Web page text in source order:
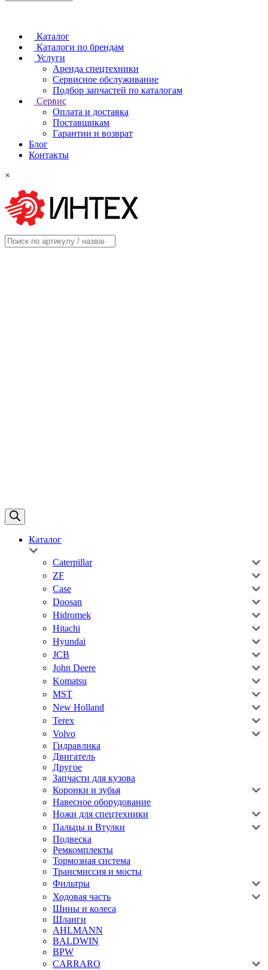
Каталог
Каталоги по брендам
Услуги
Аренда спецтехники
Сервисное обслуживание
Подбор запчастей по каталогам
Сервис
Оплата и доставка
Поставщикам
Гарантии и возврат
Блог
Контакты
×
Каталог
Caterpillar
ZF
Case
Doosan
Hidromek
Hitachi
Hyundai
JCB
John Deere
Komatsu
MST
New Holland
Terex
Volvo
Гидравлика
Двигатель
Другое
Запчасти для кузова
Коронки и зубья
Навесное оборудование
Ножи для спецтехники
Пальцы и Втулки
Подвеска
Ремкомплекты
Тормозная система
Трансмиссия и мосты
Фильтры
Ходовая часть
Шины и колеса
Шланги
AHLMANN
BALDWIN
BPW
CARRARO